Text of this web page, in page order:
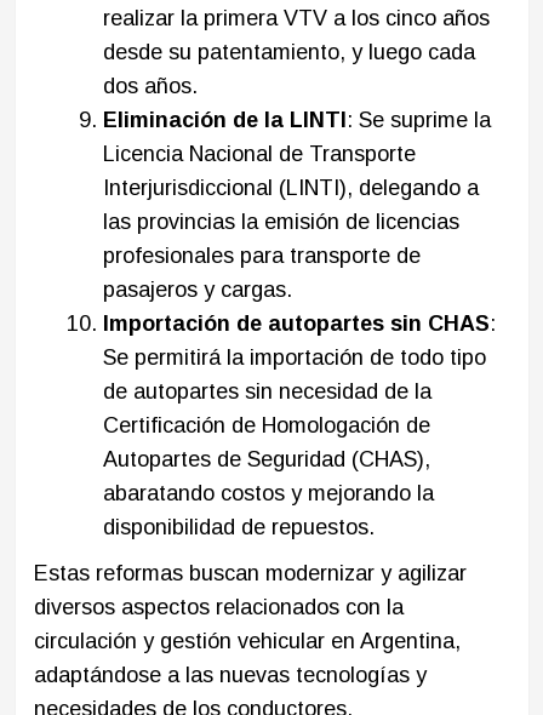
realizar la primera VTV a los cinco años
desde su patentamiento, y luego cada
dos años.​
Eliminación de la LINTI : Se suprime la
Licencia Nacional de Transporte
Interjurisdiccional (LINTI), delegando a
las provincias la emisión de licencias
profesionales para transporte de
pasajeros y cargas.​
Importación de autopartes sin CHAS:
Se permitirá la importación de todo tipo
de autopartes sin necesidad de la
Certificación de Homologación de
Autopartes de Seguridad (CHAS),
abaratando costos y mejorando la
disponibilidad de repuestos.​
Estas reformas buscan modernizar y agilizar
diversos aspectos relacionados con la
circulación y gestión vehicular en Argentina,
adaptándose a las nuevas tecnologías y
necesidades de los conductores.​